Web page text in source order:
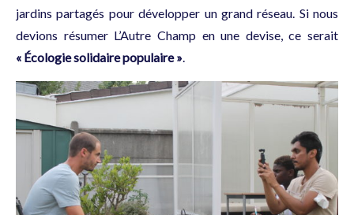
jardins partagés pour développer un grand réseau. Si nous
devions résumer L’Autre Champ en une devise, ce serait
« Écologie solidaire populaire »